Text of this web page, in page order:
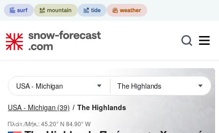
USA - Michigan (39) The Highlands
Πλάτ./Μήκ.:45.20° N 84.90° W